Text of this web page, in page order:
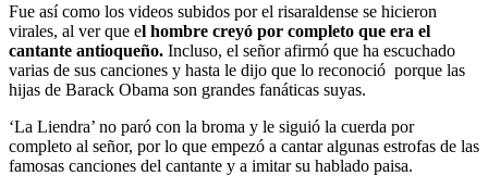
Fue así como los videos subidos por el risaraldense se hicieron
virales, al ver que el hombre creyó por completo que era el
cantante antioqueño. Incluso, el señor afirmó que ha escuchado
varias de sus canciones y hasta le dijo que lo reconoció porque las
hijas de Barack Obama son grandes fanáticas suyas.
‘La Liendra’ no paró con la broma y le siguió la cuerda por
completo al señor, por lo que empezó a cantar algunas estrofas de las
famosas canciones del cantante y a imitar su hablado paisa.